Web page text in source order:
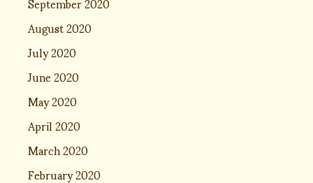
August 2020
July 2020
June 2020
May 2020
April 2020
March 2020
February 2020